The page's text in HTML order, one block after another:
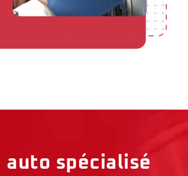
auto spécialisé